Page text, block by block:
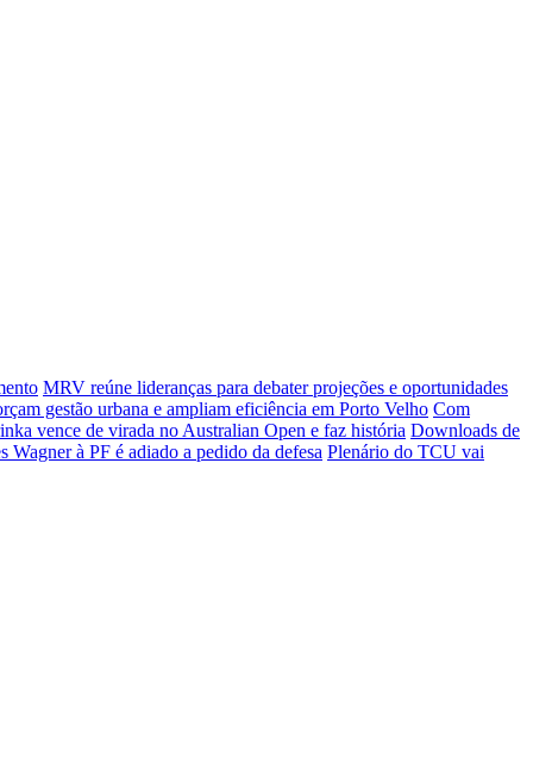
MRV reúne lideranças para debater projeções e oportunidades
gestão urbana e ampliam eficiência em Porto Velho Com
vence de virada no Australian Open e faz história Downloads de
Wagner à PF é adiado a pedido da defesa Plenário do TCU vai